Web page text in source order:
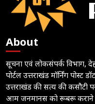
About
सूचना एवं लोकसंपर्क विभाग,
पोर्टल उत्तराखंड मॉर्निंग पोस्ट
उत्तराखंड की सत्य की कसौटी
आम जनमानस को रूबरू कराने